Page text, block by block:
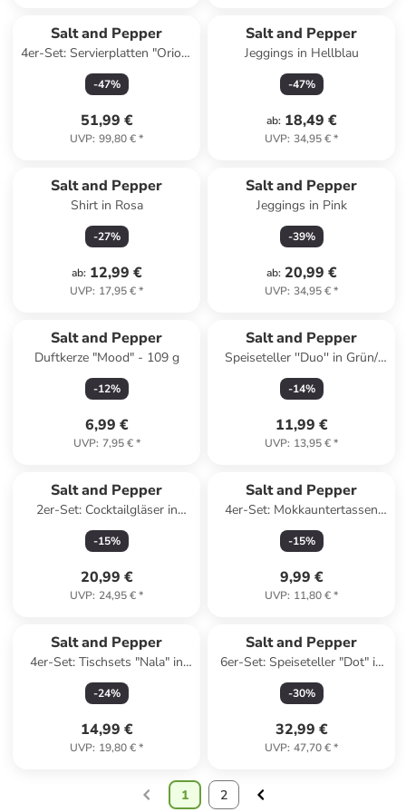
Salt and Pepper
4er-Set: Servierplatten "Orion"
in Beige - (B)34 x (H)13 cm
-47%
51,99 €
UVP: 99,80 €*
Salt and Pepper
Jeggings in Hellblau
-47%
ab: 18,49 €
UVP: 34,95 €*
Salt and Pepper
Shirt in Rosa
-27%
ab: 12,99 €
UVP: 17,95 €*
Salt and Pepper
Jeggings in Pink
-39%
ab: 20,99 €
UVP: 34,95 €*
Salt and Pepper
Duftkerze "Mood" - 109 g
-12%
6,99 €
UVP: 7,95 €*
Salt and Pepper
Speiseteller ''Duo'' in Grün/
Lila - Ø 26 cm
-14%
11,99 €
UVP: 13,95 €*
Salt and Pepper
2er-Set: Cocktailgläser in
Transparent/ Blau/ Rot - 230
ml
-15%
20,99 €
UVP: 24,95 €*
Salt and Pepper
4er-Set: Mokkauntertassen
"Fina" in Weiß/ Schwarz - Ø
12 cm
-15%
9,99 €
UVP: 11,80 €*
Salt and Pepper
4er-Set: Tischsets "Nala" in
Grün - Ø 36 cm
-24%
14,99 €
UVP: 19,80 €*
Salt and Pepper
6er-Set: Speiseteller "Dot" in
Mint - Ø 27,5 cm
-30%
32,99 €
UVP: 47,70 €*
1 2